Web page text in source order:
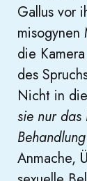
Gallus vor
die
des
Nicht in
sie nur das
Anmache,